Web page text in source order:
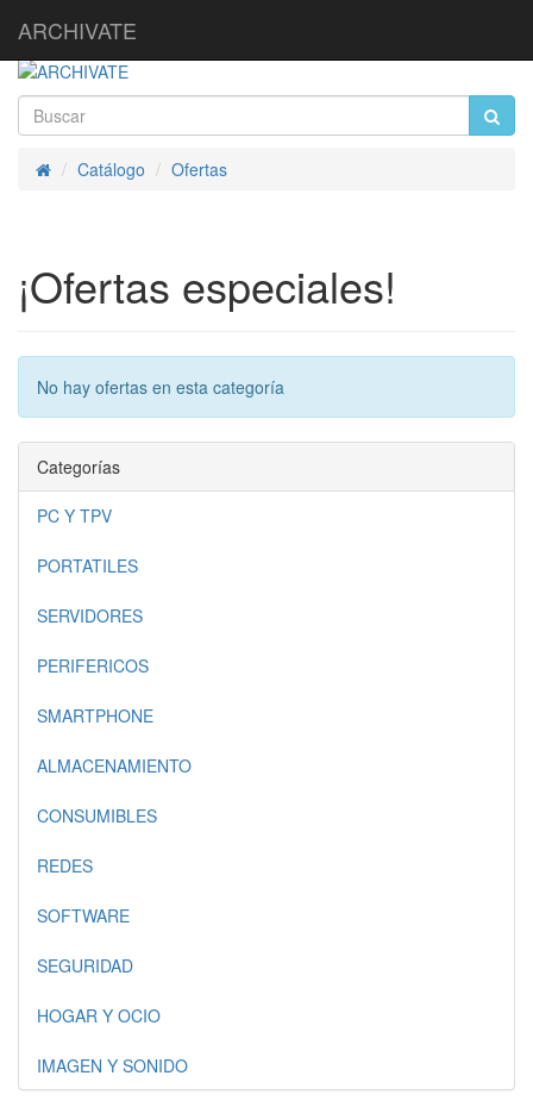
ARCHIVATE
InicioCatálogo Ofertas
¡Ofertas especiales!
No hay ofertas en esta categoría
Categorías
PC Y TPV
PORTATILES
SERVIDORES
PERIFERICOS
SMARTPHONE
ALMACENAMIENTO
CONSUMIBLES
REDES
SOFTWARE
SEGURIDAD
HOGAR Y OCIO
IMAGEN Y SONIDO